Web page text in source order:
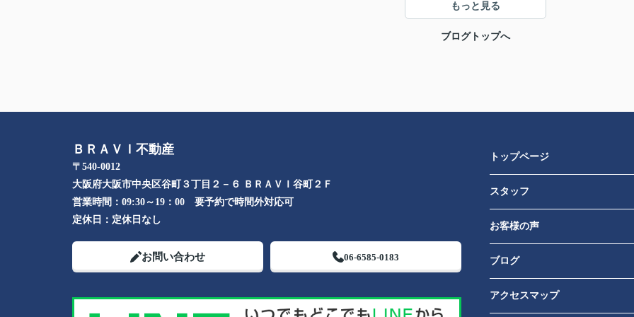
もっと見る
ブログトップへ
ＢＲＡＶＩ不動産
〒540-0012
大阪府大阪市中央区谷町３丁目２－６ ＢＲＡＶＩ谷町２Ｆ
営業時間： 09:30～19：00 要予約で時間外対応可
定休日： 定休日なし
お問い合わせ 06-6585-0183
トップページ
スタッフ
お客様の声
ブログ
アクセスマップ